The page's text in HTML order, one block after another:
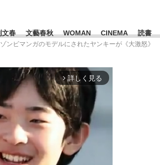
文春 文藝春秋 WOMAN CINEMA 読書
真希 #森岡毅 #城彰二
ンビマンガのモデルにされたヤンキーが《大激怒》
arrow_forward_ios 詳しく見る